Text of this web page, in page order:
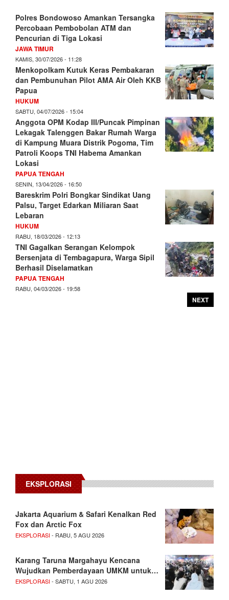
Polres Bondowoso Amankan Tersangka
Percobaan Pembobolan ATM dan
Pencurian di Tiga Lokasi
JAWA TIMUR
KAMIS, 30/07/2026 - 11:28
Menkopolkam Kutuk Keras Pembakaran
dan Pembunuhan Pilot AMA Air Oleh KKB
Papua
HUKUM
SABTU, 04/07/2026 - 15:04
Anggota OPM Kodap III/Puncak Pimpinan
Lekagak Talenggen Bakar Rumah Warga
di Kampung Muara Distrik Pogoma, Tim
Patroli Koops TNI Habema Amankan
Lokasi
PAPUA TENGAH
SENIN, 13/04/2026 - 16:50
Bareskrim Polri Bongkar Sindikat Uang
Palsu, Target Edarkan Miliaran Saat
Lebaran
HUKUM
RABU, 18/03/2026 - 12:13
TNI Gagalkan Serangan Kelompok
Bersenjata di Tembagapura, Warga Sipil
Berhasil Diselamatkan
PAPUA TENGAH
RABU, 04/03/2026 - 19:58
NEXT
EKSPLORASI
Jakarta Aquarium & Safari Kenalkan Red
Fox dan Arctic Fox
EKSPLORASI- RABU, 5 AGU 2026
Karang Taruna Margahayu Kencana
Wujudkan Pemberdayaan UMKM untuk…
EKSPLORASI- SABTU, 1 AGU 2026